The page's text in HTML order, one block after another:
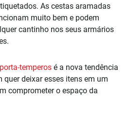
As cestas aramadas
muito bem e podem
cantinho nos seus armários
temperos é a nova tendência
deixar esses itens em um
comprometer o espaço da